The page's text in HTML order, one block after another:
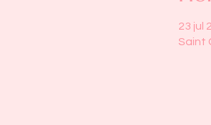
23 jul
Saint